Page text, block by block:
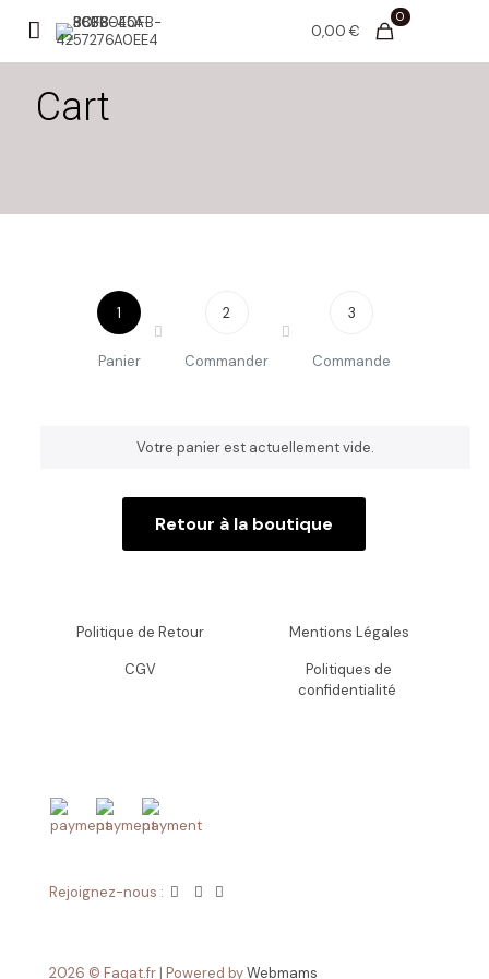
0
0,00 €
Cart
1
Panier
2
Commander
3
Commande
Votre panier est actuellement vide.
Retour à la boutique
Politique de Retour
CGV
Mentions Légales
Politiques de
confidentialité
Rejoignez-nous :
2026 © Faqat.fr | Powered byWebmams